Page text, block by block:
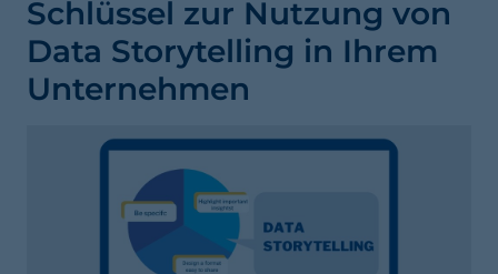
Schlüssel zur Nutzung von
Data Storytelling in Ihrem
Unternehmen